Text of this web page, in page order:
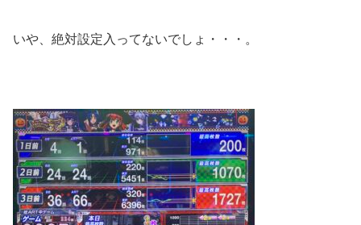
いや、絶対設定入ってないでしょ・・・。